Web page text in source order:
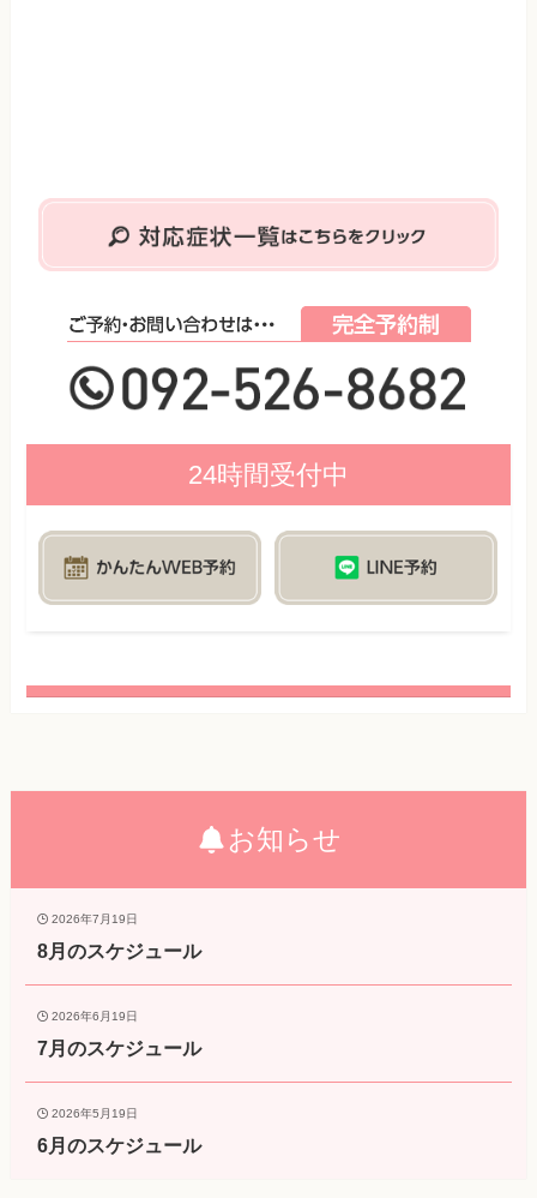
24時間受付中
お知らせ
2026年7月19日
8月のスケジュール
2026年6月19日
7月のスケジュール
2026年5月19日
6月のスケジュール